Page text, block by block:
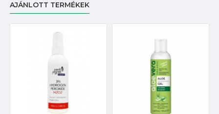
AJÁNLOTT TERMÉKEK